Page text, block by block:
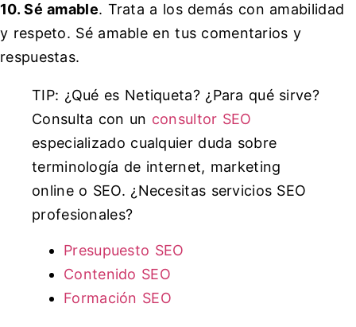
10. Sé amable. Trata a los demás con amabilidad
y respeto. Sé amable en tus comentarios y
respuestas.
TIP: ¿Qué es Netiqueta? ¿Para qué sirve?
Consulta con un consultor SEO
especializado cualquier duda sobre
terminología de internet, marketing
online o SEO. ¿Necesitas servicios SEO
profesionales?
Presupuesto SEO
Contenido SEO
Formación SEO